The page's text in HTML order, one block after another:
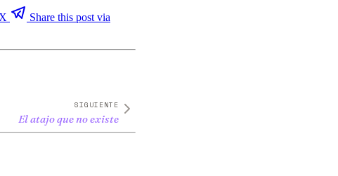
Share this post via
SIGUIENTE
El atajo que no existe